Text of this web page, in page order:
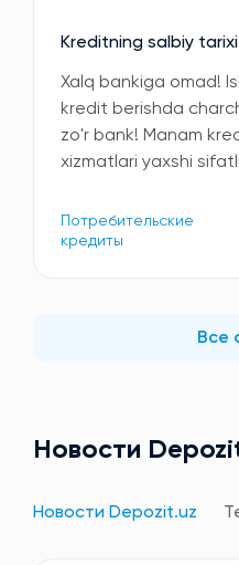
Kreditning salbiy tarixi
Xalq bankiga omad!
kredit berishda
zo'r bank! Manam
xizmatlari yaxshi sifatli
Потребительские
кредиты
Все
Новости
Новости Depozit.uz